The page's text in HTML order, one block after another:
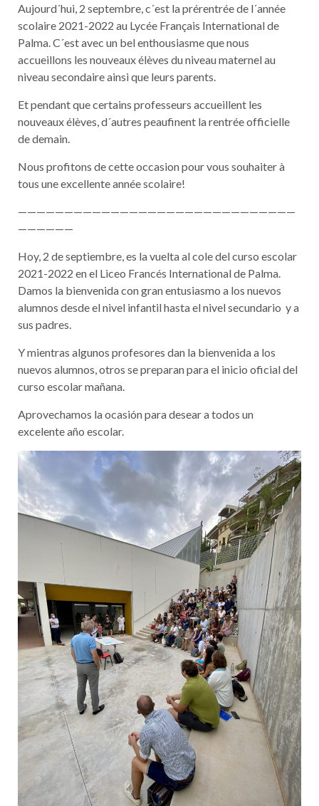
Aujourd´hui, 2 septembre, c´est la prérentrée de l´année
scolaire 2021-2022 au Lycée Français International de
Palma. C´est avec un bel enthousiasme que nous
accueillons les nouveaux élèves du niveau maternel au
niveau secondaire ainsi que leurs parents.
Et pendant que certains professeurs accueillent les
nouveaux élèves, d´autres peaufinent la rentrée officielle
de demain.
Nous profitons de cette occasion pour vous souhaiter à
tous une excellente année scolaire!
——————————————————————————————
——————
Hoy, 2 de septiembre, es la vuelta al cole del curso escolar
2021-2022 en el Liceo Francés International de Palma.
Damos la bienvenida con gran entusiasmo a los nuevos
alumnos desde el nivel infantil hasta el nivel secundario y a
sus padres.
Y mientras algunos profesores dan la bienvenida a los
nuevos alumnos, otros se preparan para el inicio oficial del
curso escolar mañana.
Aprovechamos la ocasión para desear a todos un
excelente año escolar.